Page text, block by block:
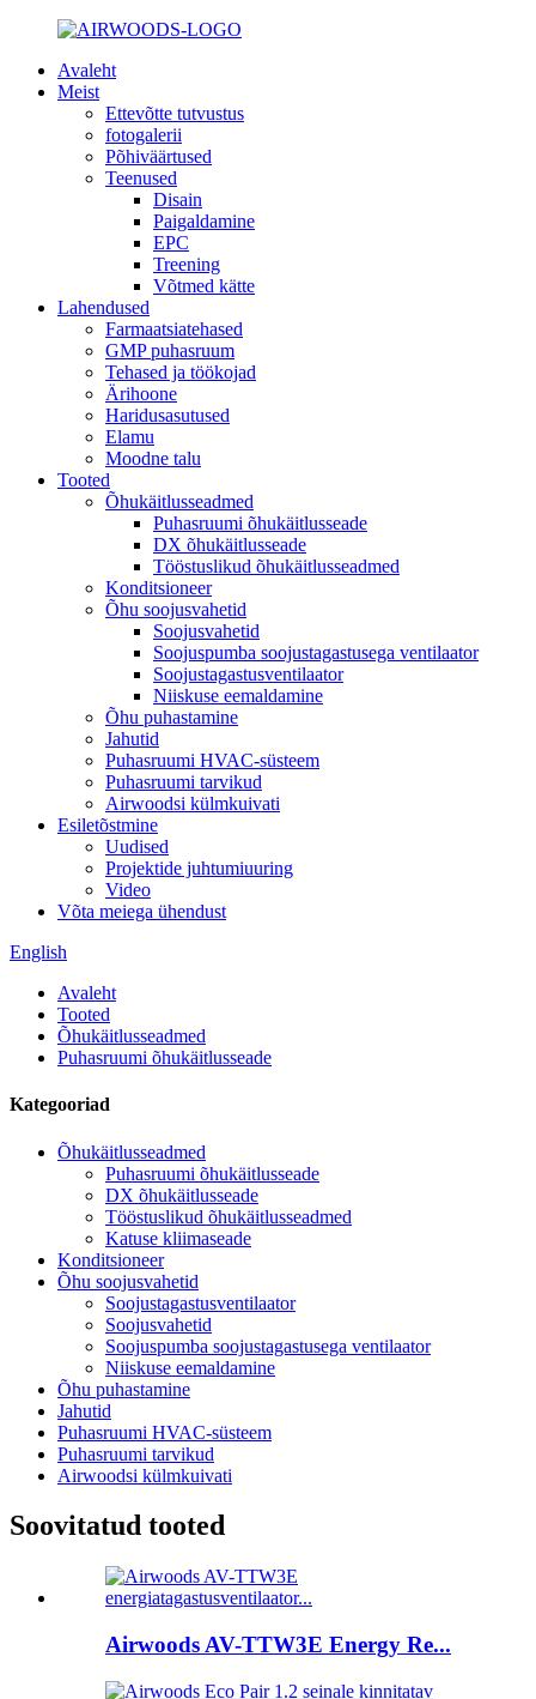
Avaleht
Meist
Ettevõtte tutvustus
fotogalerii
Põhiväärtused
Teenused
Disain
Paigaldamine
EPC
Treening
Võtmed kätte
Lahendused
Farmaatsiatehased
GMP puhasruum
Tehased ja töökojad
Ärihoone
Haridusasutused
Elamu
Moodne talu
Tooted
Õhukäitlusseadmed
Puhasruumi õhukäitlusseade
DX õhukäitlusseade
Tööstuslikud õhukäitlusseadmed
Konditsioneer
Õhu soojusvahetid
Soojusvahetid
Soojuspumba soojustagastusega ventilaator
Soojustagastusventilaator
Niiskuse eemaldamine
Õhu puhastamine
Jahutid
Puhasruumi HVAC-süsteem
Puhasruumi tarvikud
Airwoodsi külmkuivati
Esiletõstmine
Uudised
Projektide juhtumiuuring
Video
Võta meiega ühendust
English
Avaleht
Tooted
Õhukäitlusseadmed
Puhasruumi õhukäitlusseade
Kategooriad
Õhukäitlusseadmed
Puhasruumi õhukäitlusseade
DX õhukäitlusseade
Tööstuslikud õhukäitlusseadmed
Katuse kliimaseade
Konditsioneer
Õhu soojusvahetid
Soojustagastusventilaator
Soojusvahetid
Soojuspumba soojustagastusega ventilaator
Niiskuse eemaldamine
Õhu puhastamine
Jahutid
Puhasruumi HVAC-süsteem
Puhasruumi tarvikud
Airwoodsi külmkuivati
Soovitatud tooted
Airwoods AV-TTW3E Energy Re...